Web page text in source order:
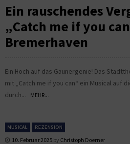
Ein rauschendes
„Catch me if you
Bremerhaven
Ein Hoch auf das Gaunergenie! Das
mit „Catch me if you can“ ein Musical auf
durch...
MEHR...
MUSICAL REZENSION
10. Februar 2025 by Christoph Doerner